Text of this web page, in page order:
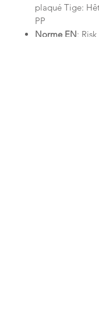
plaqué Tige:
PP
Norme EN: